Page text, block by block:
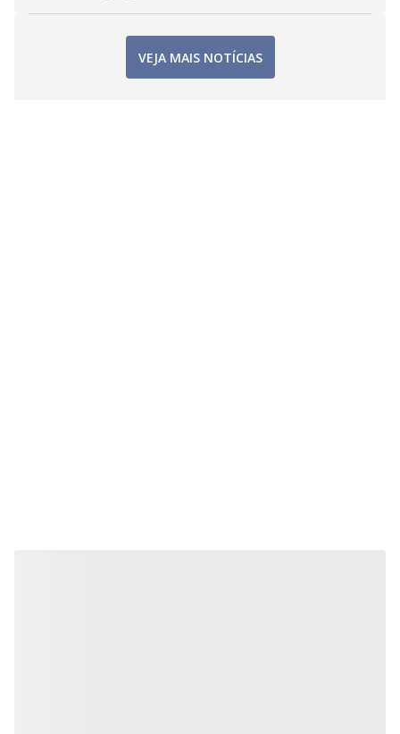
VEJA MAIS NOTÍCIAS